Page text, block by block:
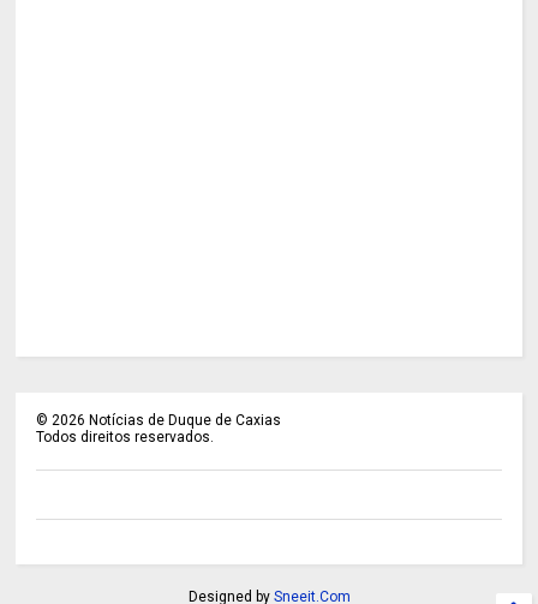
©2026 Notícias de Duque de Caxias
Todos direitos reservados.
Designed by Sneeit.Com